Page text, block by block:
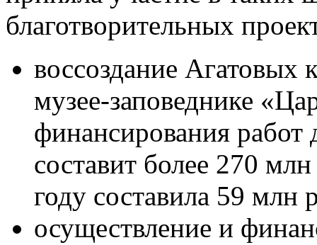
благотворительных
воссоздание Агатовых
музее-заповеднике
финансирования работ
составит более 270
году составила 59 млн
осуществление и